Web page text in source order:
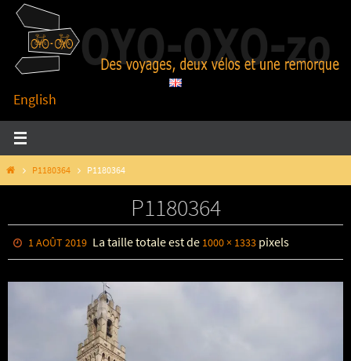
Passer
contenu
English
HOMEP1180364 P1180364
P1180364
1 AOÛT 2019 La taille totale est de 1000 × 1333 pixels